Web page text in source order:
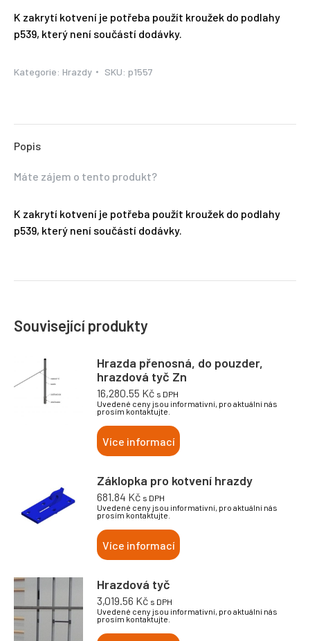
K zakrytí kotvení je potřeba použít kroužek do podlahy
p539, který není součástí dodávky.
Kategorie: Hrazdy SKU: p1557
Popis
Máte zájem o tento produkt?
K zakrytí kotvení je potřeba použít kroužek do podlahy
p539, který není součástí dodávky.
Související produkty
Hrazda přenosná, do pouzder,
hrazdová tyč Zn
16,280.55 Kč s DPH
Uvedené ceny jsou informativní, pro aktuální nás
prosím kontaktujte.
Více informací
Záklopka pro kotvení hrazdy
681.84 Kč s DPH
Uvedené ceny jsou informativní, pro aktuální nás
prosím kontaktujte.
Více informací
Hrazdová tyč
3,019.56 Kč s DPH
Uvedené ceny jsou informativní, pro aktuální nás
prosím kontaktujte.